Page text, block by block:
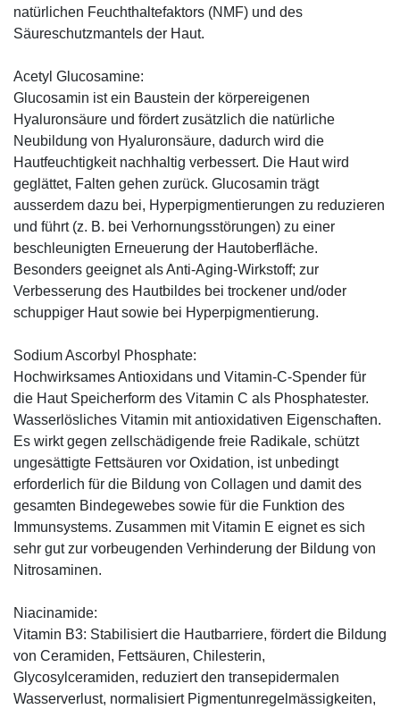
natürlichen Feuchthaltefaktors (NMF) und des
Säureschutzmantels der Haut.
Acetyl Glucosamine:
Glucosamin ist ein Baustein der körpereigenen
Hyaluronsäure und fördert zusätzlich die natürliche
Neubildung von Hyaluronsäure, dadurch wird die
Hautfeuchtigkeit nachhaltig verbessert. Die Haut wird
geglättet, Falten gehen zurück. Glucosamin trägt
ausserdem dazu bei, Hyperpigmentierungen zu reduzieren
und führt (z. B. bei Verhornungsstörungen) zu einer
beschleunigten Erneuerung der Hautoberfläche.
Besonders geeignet als Anti-Aging-Wirkstoff; zur
Verbesserung des Hautbildes bei trockener und/oder
schuppiger Haut sowie bei Hyperpigmentierung.
Sodium Ascorbyl Phosphate:
Hochwirksames Antioxidans und Vitamin-C-Spender für
die Haut Speicherform des Vitamin C als Phosphatester.
Wasserlösliches Vitamin mit antioxidativen Eigenschaften.
Es wirkt gegen zellschädigende freie Radikale, schützt
ungesättigte Fettsäuren vor Oxidation, ist unbedingt
erforderlich für die Bildung von Collagen und damit des
gesamten Bindegewebes sowie für die Funktion des
Immunsystems. Zusammen mit Vitamin E eignet es sich
sehr gut zur vorbeugenden Verhinderung der Bildung von
Nitrosaminen.
Niacinamide:
Vitamin B3: Stabilisiert die Hautbarriere, fördert die Bildung
von Ceramiden, Fettsäuren, Chilesterin,
Glycosylceramiden, reduziert den transepidermalen
Wasserverlust, normalisiert Pigmentunregelmässigkeiten,